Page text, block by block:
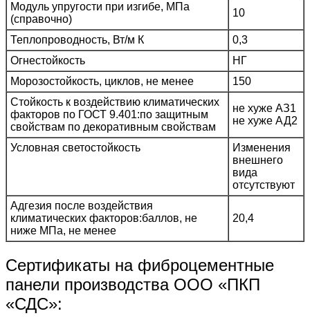
Модуль упругости при изгибе, МПа
(справочно)
10
Теплопроводность, Вт/м К
0,3
Огнестойкость
НГ
Морозостойкость, циклов, не менее
150
Стойкость к воздействию климатических
факторов по ГОСТ 9.401:по защитным
свойствам по декоративным свойствам
не хуже АЗ1
не хуже АД2
Условная светостойкость
Изменения
внешнего
вида
отсутствуют
Адгезия после воздействия
климатических факторов:баллов, не
ниже МПа, не менее
20,4
Сертификаты на фиброцементные
панели производства ООО «ПКП
«СДС»: